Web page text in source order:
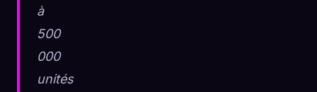
à
500
000
unités